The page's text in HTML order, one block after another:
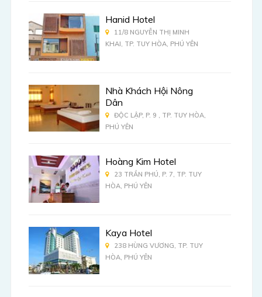
Hanid Hotel
11/8 NGUYỄN THỊ MINH
KHAI, TP. TUY HÒA, PHÚ YÊN
Nhà Khách Hội Nông
Dân
ĐỘC LẬP, P. 9 , TP. TUY HÒA,
PHÚ YÊN
Hoàng Kim Hotel
23 TRẦN PHÚ, P. 7, TP. TUY
HÒA, PHÚ YÊN
Kaya Hotel
238 HÙNG VƯƠNG, TP. TUY
HÒA, PHÚ YÊN